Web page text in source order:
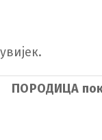
ПОРОДИЦА